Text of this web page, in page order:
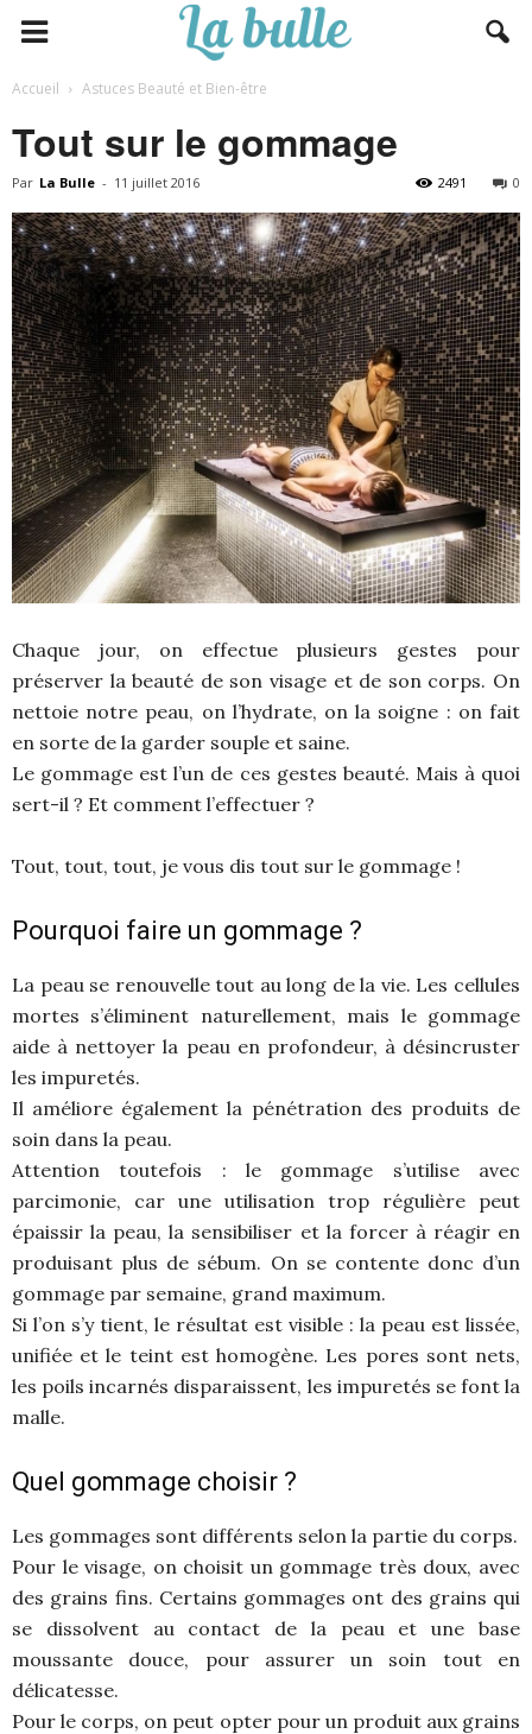
Accueil Astuces Beauté et Bien-être
Tout sur le gommage
Par La Bulle - 11 juillet 2016 0
2491
Chaque jour, on effectue plusieurs gestes pour
préserver la beauté de son visage et de son corps. On
nettoie notre peau, on l’hydrate, on la soigne : on fait
en sorte de la garder souple et saine.
Le gommage est l’un de ces gestes beauté. Mais à quoi
sert-il ? Et comment l’effectuer ?
Tout, tout, tout, je vous dis tout sur le gommage !
Pourquoi faire un gommage ?
La peau se renouvelle tout au long de la vie. Les cellules
mortes s’éliminent naturellement, mais le gommage
aide à nettoyer la peau en profondeur, à désincruster
les impuretés.
Il améliore également la pénétration des produits de
soin dans la peau.
Attention toutefois : le gommage s’utilise avec
parcimonie, car une utilisation trop régulière peut
épaissir la peau, la sensibiliser et la forcer à réagir en
produisant plus de sébum. On se contente donc d’un
gommage par semaine, grand maximum.
Si l’on s’y tient, le résultat est visible : la peau est lissée,
unifiée et le teint est homogène. Les pores sont nets,
les poils incarnés disparaissent, les impuretés se font la
malle.
Quel gommage choisir ?
Les gommages sont différents selon la partie du corps.
Pour le visage, on choisit un gommage très doux, avec
des grains fins. Certains gommages ont des grains qui
se dissolvent au contact de la peau et une base
moussante douce, pour assurer un soin tout en
délicatesse.
Pour le corps, on peut opter pour un produit aux grains